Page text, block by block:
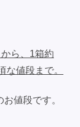
ら、1箱約
値段まで。
値段です。